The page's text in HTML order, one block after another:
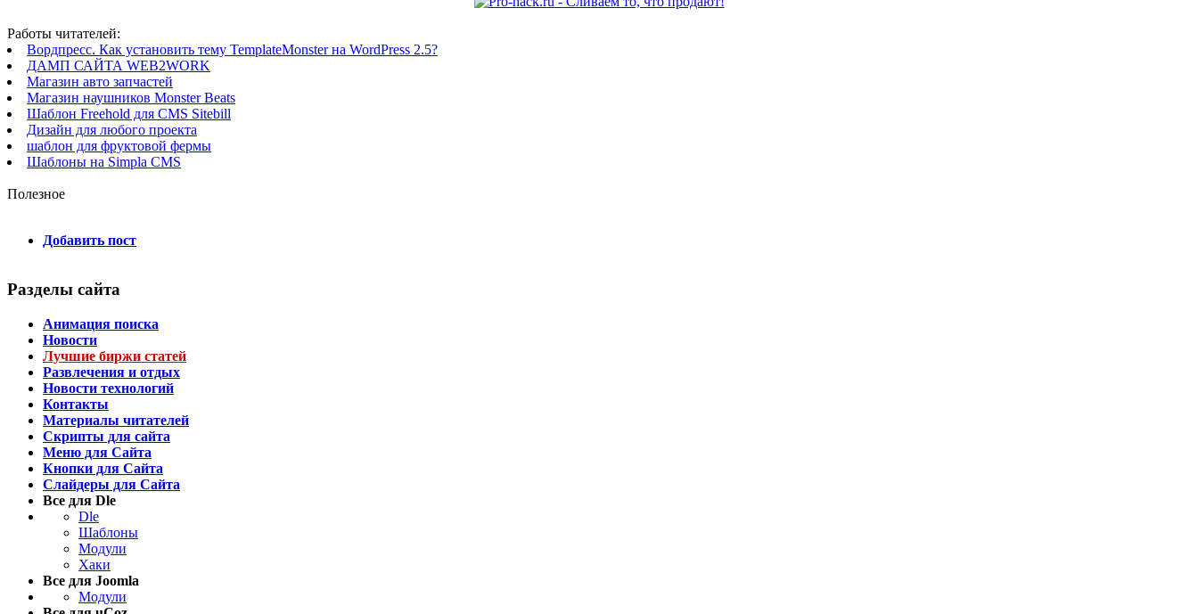
Работы читателей:
Вордпресс. Как установить тему TemplateMonster на WordPress 2.5?
ДАМП САЙТА WEB2WORK
Магазин авто запчастей
Магазин наушников Monster Beats
Шаблон Freehold для CMS Sitebill
Дизайн для любого проекта
шаблон для фруктовой фермы
Шаблоны на Simpla CMS
Полезное
Добавить пост
Разделы сайта
Анимация поиска
Новости
Лучшие биржи статей
Развлечения и отдых
Новости технологий
Контакты
Материалы читателей
Скрипты для сайта
Меню для Сайта
Кнопки для Сайта
Слайдеры для Сайта
Все для Dle
Dle
Шаблоны
Модули
Хаки
Все для Joomla
Модули